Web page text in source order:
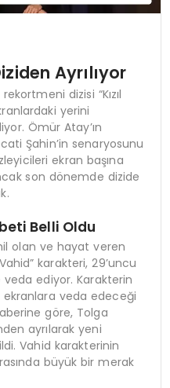
Ayrılıyor
dizisi “Kızıl
yerini
Ömür Atay’ın
Şahin’in senaryosunu
ekran başına
son dönemde dizide
Belli Oldu
olan ve hayat veren
karakteri, 29’uncu
ediyor. Karakterin
ekranlara veda edeceği
göre, Tolga
ayrılarak yeni
Vahid karakterinin
büyük bir merak